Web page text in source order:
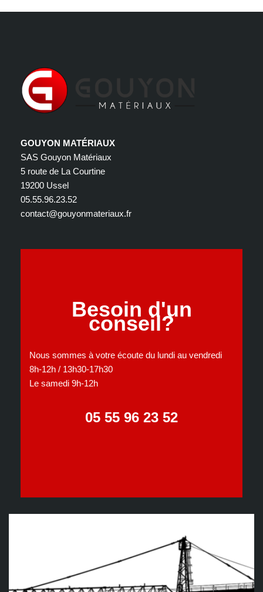
GOUYON MATÉRIAUX
SAS Gouyon Matériaux
5 route de La Courtine
19200 Ussel
05.55.96.23.52
contact@gouyonmateriaux.fr
Besoin d'un
conseil?
Nous sommes à votre écoute du lundi au vendredi
8h-12h / 13h30-17h30
Le samedi 9h-12h
05 55 96 23 52